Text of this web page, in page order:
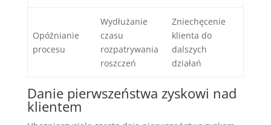
Opóźnianie
procesu
Wydłużanie
czasu
rozpatrywania
roszczeń
Zniechęcenie
klienta do
dalszych
działań
Danie pierwszeństwa zyskowi nad
klientem